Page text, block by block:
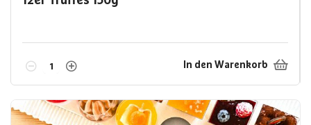
In den Warenkorb